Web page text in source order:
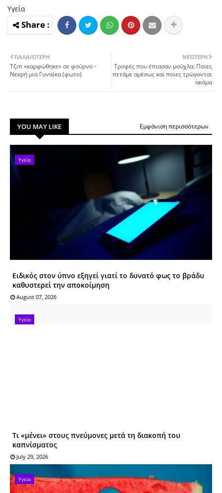
Υγεία
ΝΕΌΤΕΡΗ
Τροφές που έπιασαν μούχλα: Ποιες
πετάμε αμέσως και ποιες τρώγονται
ακόμα
ΠΑΛΑΙΌΤΕΡΗ
Τζιπ «καρφώθηκε» σε φούρνο -
Νεκρή μια Γυναίκα (φωτο)
YOU MAY LIKE Εμφάνιση περισσότερων
Υγεία
Ειδικός στον ύπνο εξηγεί γιατί το δυνατό φως το βράδυ
καθυστερεί την αποκοίμηση
August 07, 2026
Υγεία
Τι «μένει» στους πνεύμονες μετά τη διακοπή του
καπνίσματος
July 29, 2026
Υγεία